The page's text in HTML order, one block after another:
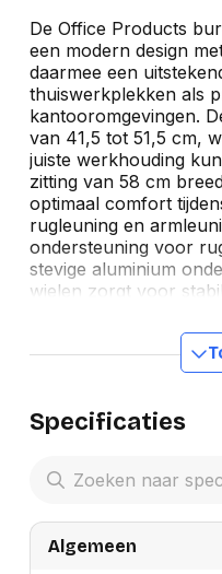
De Office Products
een modern design
daarmee een
thuiswerkplekken als
kantooromgevingen.
van 41,5 tot 51,5 cm,
juiste werkhouding
zitting van 58 cm
optimaal comfort
rugleuning en
ondersteuning voor
stevige aluminium
wielen zorgt voor
aan iedere
duurzame
Specificaties
Algemeen